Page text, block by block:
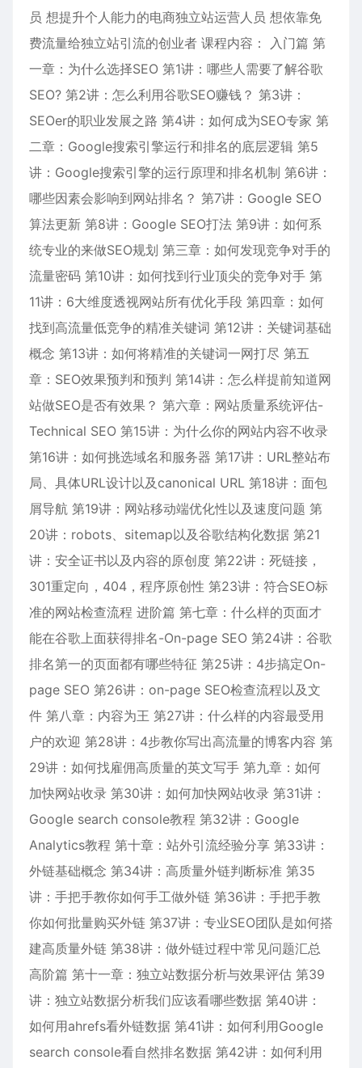
员 想提升个人能力的电商独立站运营人员 想依靠免
费流量给独立站引流的创业者 课程内容： 入门篇 第
一章：为什么选择SEO 第1讲：哪些人需要了解谷歌
SEO? 第2讲：怎么利用谷歌SEO赚钱？ 第3讲：
SEOer的职业发展之路 第4讲：如何成为SEO专家 第
二章：Google搜索引擎运行和排名的底层逻辑 第5
讲：Google搜索引擎的运行原理和排名机制 第6讲：
哪些因素会影响到网站排名？ 第7讲：Google SEO
算法更新 第8讲：Google SEO打法 第9讲：如何系
统专业的来做SEO规划 第三章：如何发现竞争对手的
流量密码 第10讲：如何找到行业顶尖的竞争对手 第
11讲：6大维度透视网站所有优化手段 第四章：如何
找到高流量低竞争的精准关键词 第12讲：关键词基础
概念 第13讲：如何将精准的关键词一网打尽 第五
章：SEO效果预判和预判 第14讲：怎么样提前知道网
站做SEO是否有效果？ 第六章：网站质量系统评估-
Technical SEO 第15讲：为什么你的网站内容不收录
第16讲：如何挑选域名和服务器 第17讲：URL整站布
局、具体URL设计以及canonical URL 第18讲：面包
屑导航 第19讲：网站移动端优化性以及速度问题 第
20讲：robots、sitemap以及谷歌结构化数据 第21
讲：安全证书以及内容的原创度 第22讲：死链接，
301重定向，404，程序原创性 第23讲：符合SEO标
准的网站检查流程 进阶篇 第七章：什么样的页面才
能在谷歌上面获得排名-On-page SEO 第24讲：谷歌
排名第一的页面都有哪些特征 第25讲：4步搞定On-
page SEO 第26讲：on-page SEO检查流程以及文
件 第八章：内容为王 第27讲：什么样的内容最受用
户的欢迎 第28讲：4步教你写出高流量的博客内容 第
29讲：如何找雇佣高质量的英文写手 第九章：如何
加快网站收录 第30讲：如何加快网站收录 第31讲：
Google search console教程 第32讲：Google
Analytics教程 第十章：站外引流经验分享 第33讲：
外链基础概念 第34讲：高质量外链判断标准 第35
讲：手把手教你如何手工做外链 第36讲：手把手教
你如何批量购买外链 第37讲：专业SEO团队是如何搭
建高质量外链 第38讲：做外链过程中常见问题汇总
高阶篇 第十一章：独立站数据分析与效果评估 第39
讲：独立站数据分析我们应该看哪些数据 第40讲：
如何用ahrefs看外链数据 第41讲：如何利用Google
search console看自然排名数据 第42讲：如何利用